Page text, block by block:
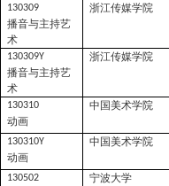
130309
播音与主持艺
术
浙江传媒学院
130309Y
播音与主持艺
术
浙江传媒学院
130310
动画
中国美术学院
130310Y
动画
中国美术学院
130502 宁波大学